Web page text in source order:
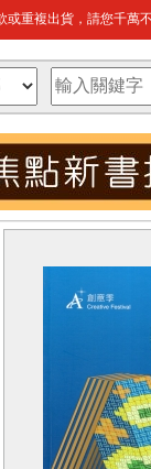
重複出貨，請您千萬